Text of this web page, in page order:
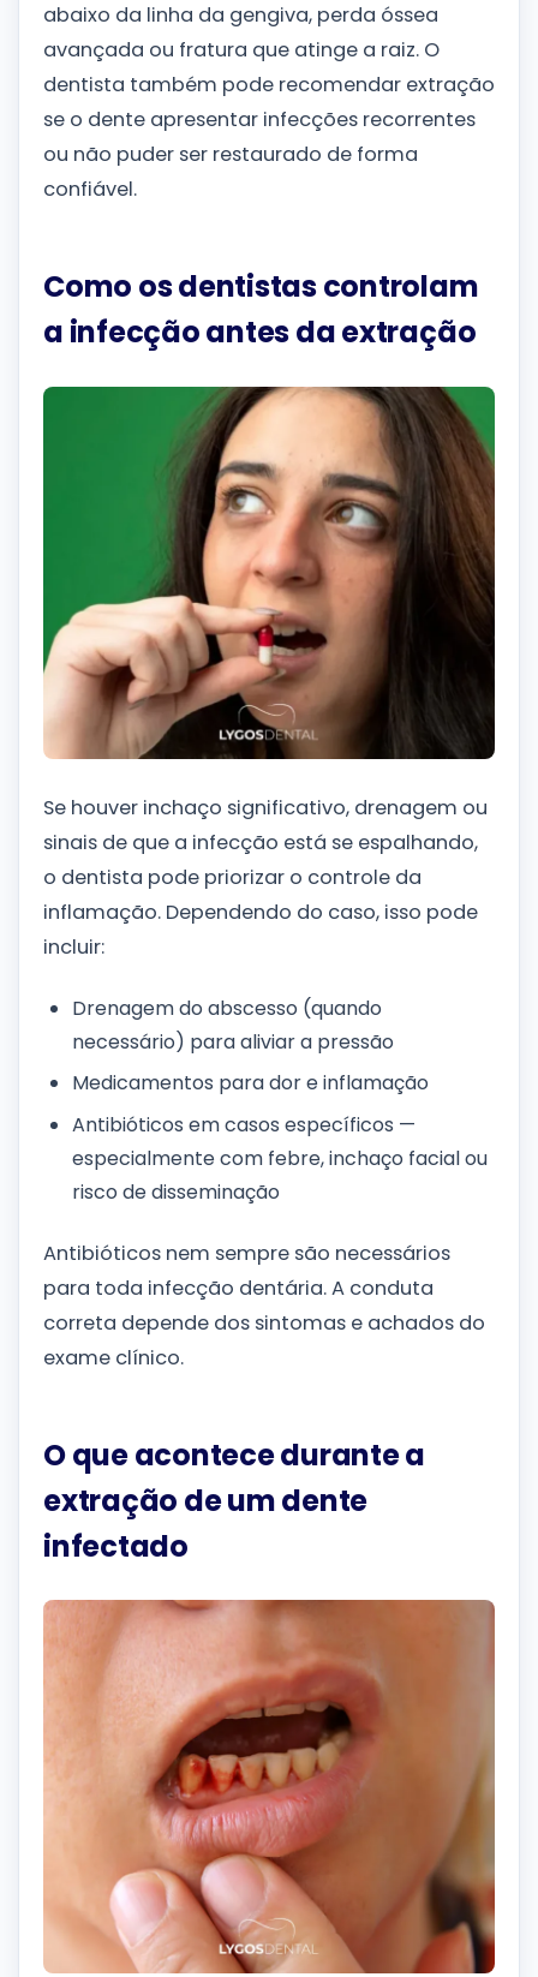
abaixo da linha da gengiva, perda óssea
avançada ou fratura que atinge a raiz. O
dentista também pode recomendar extração
se o dente apresentar infecções recorrentes
ou não puder ser restaurado de forma
confiável.
Como os dentistas controlam
a infecção antes da extração
Se houver inchaço significativo, drenagem ou
sinais de que a infecção está se espalhando,
o dentista pode priorizar o controle da
inflamação. Dependendo do caso, isso pode
incluir:
Drenagem do abscesso (quando
necessário) para aliviar a pressão
Medicamentos para dor e inflamação
Antibióticos em casos específicos —
especialmente com febre, inchaço facial ou
risco de disseminação
Antibióticos nem sempre são necessários
para toda infecção dentária. A conduta
correta depende dos sintomas e achados do
exame clínico.
O que acontece durante a
extração de um dente
infectado